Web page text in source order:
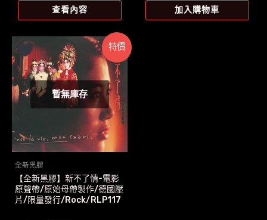
價
格：
價
格：
查看內容 加入購物車
特價
暫無庫存
全新黑膠
【全新黑膠】新不了情-電影
原聲帶/原始母帶製作/德國壓
片/限量發行/Rock/RLP117